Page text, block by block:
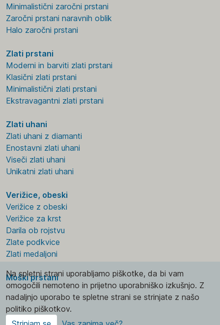
Minimalistični zaročni prstani
Zaročni prstani naravnih oblik
Halo zaročni prstani
Zlati prstani
Moderni in barviti zlati prstani
Klasični zlati prstani
Minimalistični zlati prstani
Ekstravagantni zlati prstani
Zlati uhani
Zlati uhani z diamanti
Enostavni zlati uhani
Viseči zlati uhani
Unikatni zlati uhani
Verižice, obeski
Verižice z obeski
Verižice za krst
Darila ob rojstvu
Zlate podkvice
Zlati medaljoni
Moški prstani
Na spletni strani uporabljamo piškotke, da bi vam
omogočili nemoteno in prijetno uporabniško izkušnjo. Z
nadaljnjo uporabo te spletne strani se strinjate z našo
politiko piškotkov.